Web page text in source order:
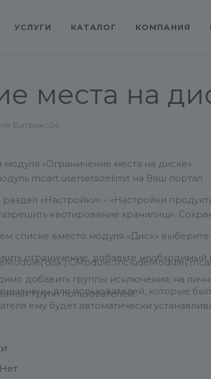
УСЛУГИ КАТАЛОГ КОМПАНИЯ
места на
Битрикс24
модуля «Ограничение места на диске»
mcart.usersetsizelimit на Ваш портал.
«Настройки» - «Настройки
квотирование хранилищ».
списке вместо модуля «Диск» выберите
ограничение, добавьте
добавить группы исключения, на
групп пользователей.
параметры.
для пользователей, которые
ему будет автоматически
по почте: info@conversite.ru
до 19 по Москве)
Нет